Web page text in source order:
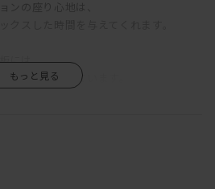
には、
ンターがついています。
変使い勝手が良いです。